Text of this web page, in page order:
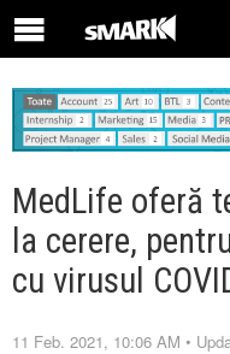
MedLife oferă
la cerere,
cu virusul
11 Feb. 2021, 10:06 AM •